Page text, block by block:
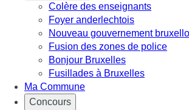
Colère des enseignants
Foyer anderlechtois
Nouveau gouvernement
Fusion des zones de police
Bonjour Bruxelles
Fusillades à Bruxelles
Ma Commune
Concours